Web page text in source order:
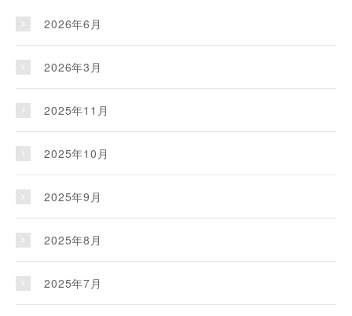
2026年6月
2026年3月
2025年11月
2025年10月
2025年9月
2025年8月
2025年7月